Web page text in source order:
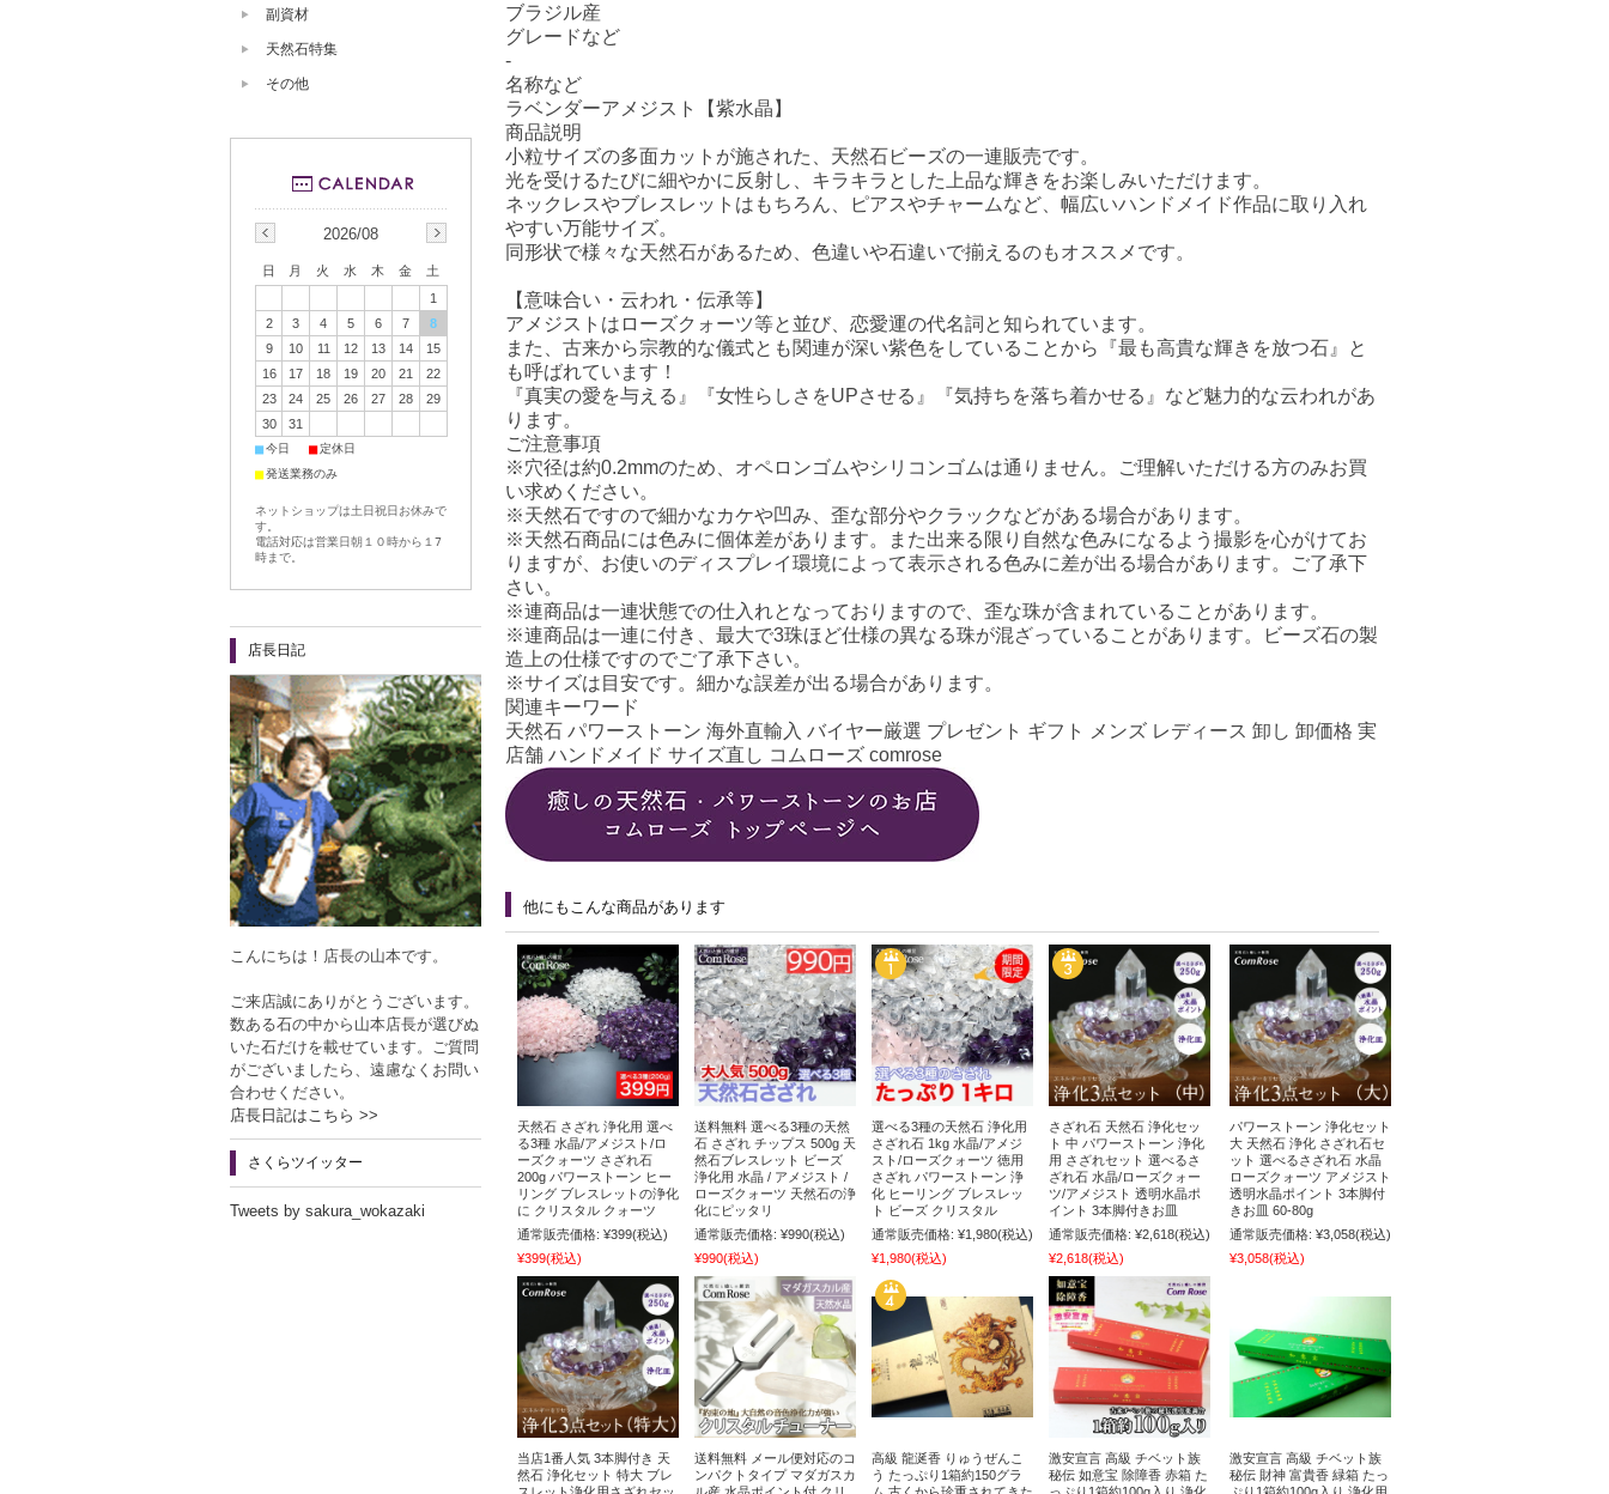
ブラジル産
グレードなど
-
名称など
ラベンダーアメジスト【紫水晶】
商品説明
小粒サイズの多面カットが施された、天然石ビーズの一連販売です。
光を受けるたびに細やかに反射し、キラキラとした上品な輝きをお楽しみいただけます。
ネックレスやブレスレットはもちろん、ピアスやチャームなど、幅広いハンドメイド作品に取り入れ
やすい万能サイズ。
同形状で様々な天然石があるため、色違いや石違いで揃えるのもオススメです。
【意味合い・云われ・伝承等】
アメジストはローズクォーツ等と並び、恋愛運の代名詞と知られています。
また、古来から宗教的な儀式とも関連が深い紫色をしていることから『最も高貴な輝きを放つ石』と
も呼ばれています！
『真実の愛を与える』『女性らしさをUPさせる』『気持ちを落ち着かせる』など魅力的な云われがあ
ります。
ご注意事項
※穴径は約0.2mmのため、オペロンゴムやシリコンゴムは通りません。ご理解いただける方のみお買
い求めください。
※天然石ですので細かなカケや凹み、歪な部分やクラックなどがある場合があります。
※天然石商品には色みに個体差があります。また出来る限り自然な色みになるよう撮影を心がけてお
りますが、お使いのディスプレイ環境によって表示される色みに差が出る場合があります。ご了承下
さい。
※連商品は一連状態での仕入れとなっておりますので、歪な珠が含まれていることがあります。
※連商品は一連に付き、最大で3珠ほど仕様の異なる珠が混ざっていることがあります。ビーズ石の製
造上の仕様ですのでご了承下さい。
※サイズは目安です。細かな誤差が出る場合があります。
関連キーワード
天然石 パワーストーン 海外直輸入 バイヤー厳選 プレゼント ギフト メンズ レディース 卸し 卸価格 実
店舗 ハンドメイド サイズ直し コムローズ comrose
他にもこんな商品があります
天然石 さざれ 浄化用 選べ
る3種 水晶/アメジスト/ロ
ーズクォーツ さざれ石
200g パワーストーン ヒー
リング ブレスレットの浄化
に クリスタル クォーツ
通常販売価格: ¥399(税込)
¥399(税込)
送料無料 選べる3種の天然
石 さざれ チップス 500g 天
然石ブレスレット ビーズ
浄化用 水晶 / アメジスト /
ローズクォーツ 天然石の浄
化にピッタリ
通常販売価格: ¥990(税込)
¥990(税込)
選べる3種の天然石 浄化用
さざれ石 1kg 水晶/アメジ
スト/ローズクォーツ 徳用
さざれ パワーストーン 浄
化 ヒーリング ブレスレッ
ト ビーズ クリスタル
通常販売価格: ¥1,980(税込)
¥1,980(税込)
さざれ石 天然石 浄化セッ
ト 中 パワーストーン 浄化
用 さざれセット 選べるさ
ざれ石 水晶/ローズクォー
ツ/アメジスト 透明水晶ポ
イント 3本脚付きお皿
通常販売価格: ¥2,618(税込)
¥2,618(税込)
パワーストーン 浄化セット
大 天然石 浄化 さざれ石セ
ット 選べるさざれ石 水晶
ローズクォーツ アメジスト
透明水晶ポイント 3本脚付
きお皿 60-80g
通常販売価格: ¥3,058(税込)
¥3,058(税込)
当店1番人気 3本脚付き 天
然石 浄化セット 特大 ブレ
送料無料 メール便対応のコ
ンパクトタイプ マダガスカ
高級 龍涎香 りゅうぜんこ
う たっぷり1箱約150グラ
激安宣言 高級 チベット族
秘伝 如意宝 除障香 赤箱 た
激安宣言 高級 チベット族
秘伝 財神 富貴香 緑箱 たっ
副資材
天然石特集
その他
2026/08
日 月 火 水 木 金
土
1
2
3 4 5 6 7
8
9
10 11 12 13 14
15
16
17 18 19 20 21
22
23
24 25 26 27 28
29
30
31
■今日 ■定休日
■発送業務のみ
ネットショップは土日祝日お休みで
す。
電話対応は営業日朝１０時から１7
時まで。
店長日記
こんにちは！店長の山本です。
ご来店誠にありがとうございます。
数ある石の中から山本店長が選びぬ
いた石だけを載せています。ご質問
がございましたら、遠慮なくお問い
合わせください。
店長日記はこちら >>
さくらツイッター
Tweets by sakura_wokazaki